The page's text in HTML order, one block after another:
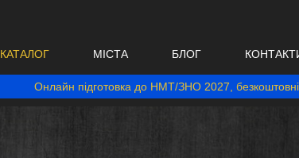
КАТАЛОГ МІСТА БЛОГ
Онлайн підготовка до НМТ/ЗНО 2027,